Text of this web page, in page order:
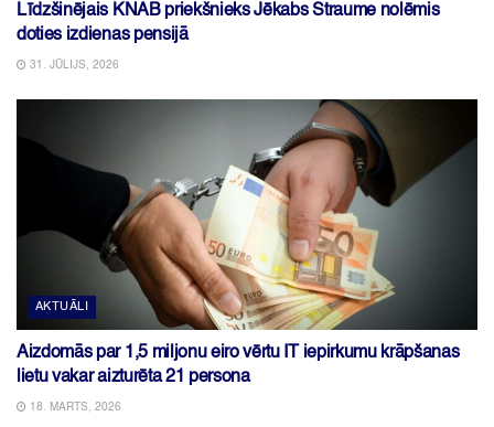
Līdzšinējais KNAB priekšnieks Jēkabs Straume nolēmis
doties izdienas pensijā
31. JŪLIJS, 2026
AKTUĀLI
Aizdomās par 1,5 miljonu eiro vērtu IT iepirkumu krāpšanas
lietu vakar aizturēta 21 persona
18. MARTS, 2026